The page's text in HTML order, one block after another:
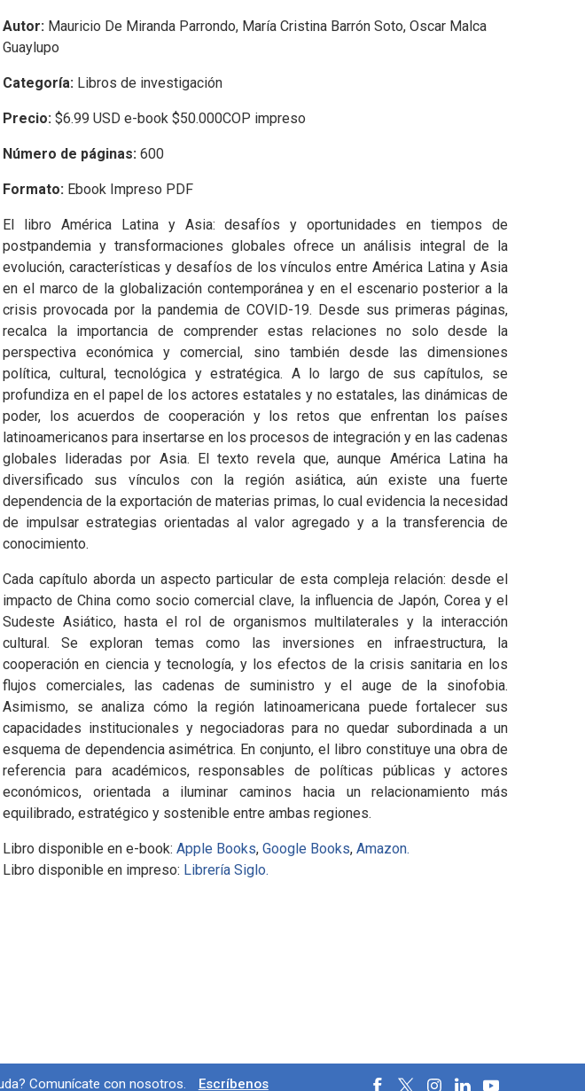
Autor: Mauricio De Miranda Parrondo, María Cristina Barrón Soto, Oscar Malca
Guaylupo
Categoría: Libros de investigación
Precio: $6.99 USD e-book $50.000COP impreso
Número de páginas: 600
Formato: Ebook Impreso PDF
El libro América Latina y Asia: desafíos y oportunidades en tiempos de
postpandemia y transformaciones globales ofrece un análisis integral de la
evolución, características y desafíos de los vínculos entre América Latina y Asia
en el marco de la globalización contemporánea y en el escenario posterior a la
crisis provocada por la pandemia de COVID-19. Desde sus primeras páginas,
recalca la importancia de comprender estas relaciones no solo desde la
perspectiva económica y comercial, sino también desde las dimensiones
política, cultural, tecnológica y estratégica. A lo largo de sus capítulos, se
profundiza en el papel de los actores estatales y no estatales, las dinámicas de
poder, los acuerdos de cooperación y los retos que enfrentan los países
latinoamericanos para insertarse en los procesos de integración y en las cadenas
globales lideradas por Asia. El texto revela que, aunque América Latina ha
diversificado sus vínculos con la región asiática, aún existe una fuerte
dependencia de la exportación de materias primas, lo cual evidencia la necesidad
de impulsar estrategias orientadas al valor agregado y a la transferencia de
conocimiento.
Cada capítulo aborda un aspecto particular de esta compleja relación: desde el
impacto de China como socio comercial clave, la influencia de Japón, Corea y el
Sudeste Asiático, hasta el rol de organismos multilaterales y la interacción
cultural. Se exploran temas como las inversiones en infraestructura, la
cooperación en ciencia y tecnología, y los efectos de la crisis sanitaria en los
flujos comerciales, las cadenas de suministro y el auge de la sinofobia.
Asimismo, se analiza cómo la región latinoamericana puede fortalecer sus
capacidades institucionales y negociadoras para no quedar subordinada a un
esquema de dependencia asimétrica. En conjunto, el libro constituye una obra de
referencia para académicos, responsables de políticas públicas y actores
económicos, orientada a iluminar caminos hacia un relacionamiento más
equilibrado, estratégico y sostenible entre ambas regiones.
Libro disponible en e-book: Apple Books, Google Books, Amazon.
Libro disponible en impreso: Librería Siglo.
Comunícate con nosotros. Escríbenos